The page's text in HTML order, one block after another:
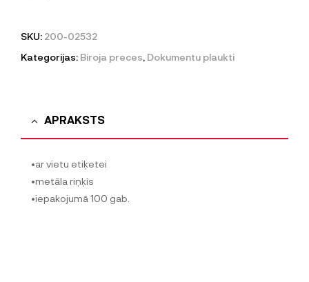
SKU: 200-02532
Kategorijas: Biroja preces, Dokumentu plaukti
APRAKSTS
•ar vietu etiķetei
•metāla riņķis
•iepakojumā 100 gab.